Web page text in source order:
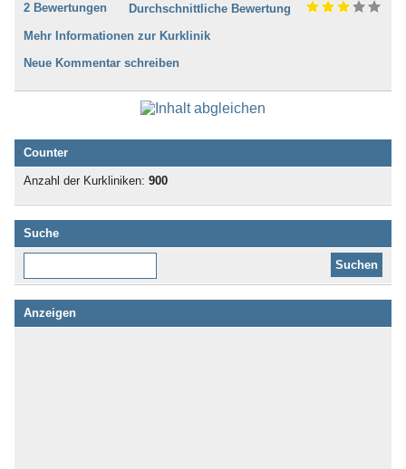
2 Bewertungen
Durchschnittliche Bewertung
Mehr Informationen zur Kurklinik
Neue Kommentar schreiben
Counter
Anzahl der Kurkliniken: 900
Suche
Anzeigen